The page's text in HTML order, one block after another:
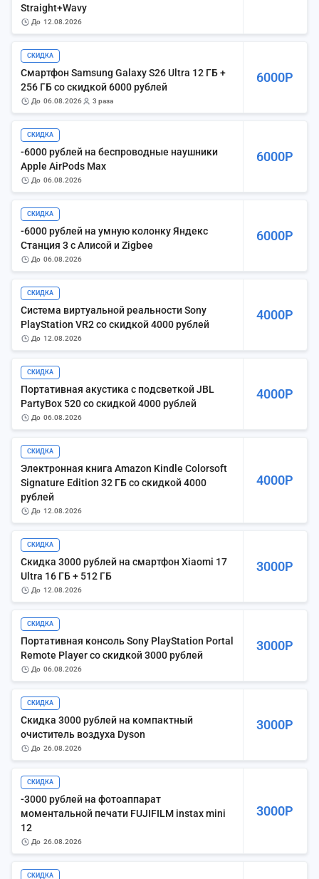
Straight+Wavy
до 12.08.2026
6000Р
СКИДКА
Смартфон Samsung Galaxy S26 Ultra 12 ГБ +
256 ГБ со скидкой 6000 рублей
до 06.08.2026 3 раза
6000Р
СКИДКА
-6000 рублей на беспроводные наушники
Apple AirPods Max
до 06.08.2026
6000Р
СКИДКА
-6000 рублей на умную колонку Яндекс
Станция 3 с Алисой и Zigbee
до 06.08.2026
4000Р
СКИДКА
Система виртуальной реальности Sony
PlayStation VR2 со скидкой 4000 рублей
до 12.08.2026
4000Р
СКИДКА
Портативная акустика с подсветкой JBL
PartyBox 520 со скидкой 4000 рублей
до 06.08.2026
4000Р
СКИДКА
Электронная книга Amazon Kindle Colorsoft
Signature Edition 32 ГБ со скидкой 4000
рублей
до 12.08.2026
3000Р
СКИДКА
Скидка 3000 рублей на смартфон Xiaomi 17
Ultra 16 ГБ + 512 ГБ
до 12.08.2026
3000Р
СКИДКА
Портативная консоль Sony PlayStation Portal
Remote Player со скидкой 3000 рублей
до 06.08.2026
3000Р
СКИДКА
Скидка 3000 рублей на компактный
очиститель воздуха Dyson
до 26.08.2026
3000Р
СКИДКА
-3000 рублей на фотоаппарат
моментальной печати FUJIFILM instax mini
12
до 26.08.2026
СКИДКА